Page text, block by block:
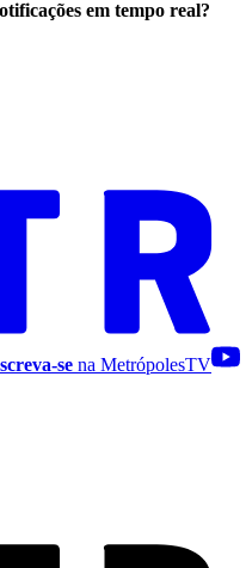
em tempo real?
se na MetrópolesTV